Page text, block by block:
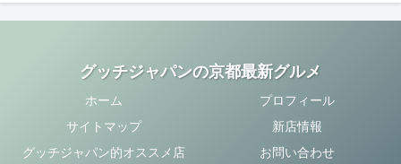
グッチジャパンの京都最新グルメ
ホーム
プロフィール
サイトマップ
新店情報
グッチジャパン的オススメ店
お問い合わせ